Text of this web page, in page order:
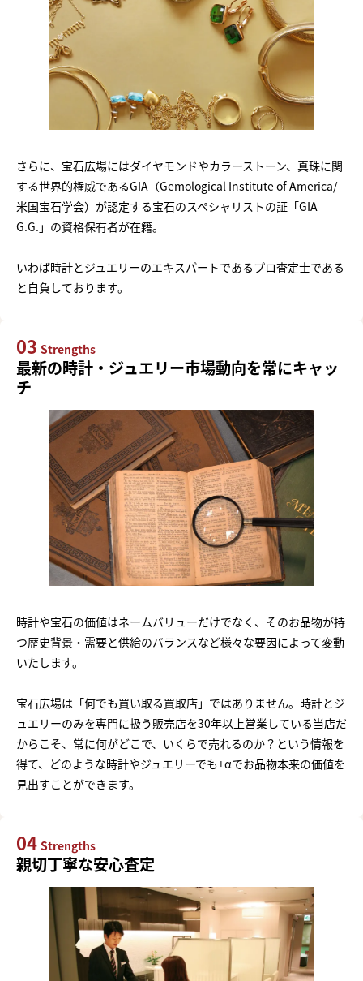
さらに、宝石広場にはダイヤモンドやカラーストーン、真珠に関
する世界的権威であるGIA（Gemological Institute of America/
米国宝石学会）が認定する宝石のスペシャリストの証「GIA
G.G.」の資格保有者が在籍。
いわば時計とジュエリーのエキスパートであるプロ査定士である
と自負しております。
03 Strengths
最新の時計・ジュエリー市場動向を常にキャッ
チ
時計や宝石の価値はネームバリューだけでなく、そのお品物が持
つ歴史背景・需要と供給のバランスなど様々な要因によって変動
いたします。
宝石広場は「何でも買い取る買取店」ではありません。時計とジ
ュエリーのみを専門に扱う販売店を30年以上営業している当店だ
からこそ、常に何がどこで、いくらで売れるのか？という情報を
得て、どのような時計やジュエリーでも+αでお品物本来の価値を
見出すことができます。
04 Strengths
親切丁寧な安心査定